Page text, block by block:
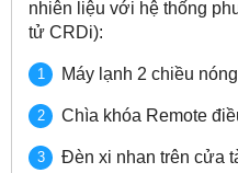
nhiên liệu với hệ thống
tử CRDi):
Máy lạnh 2 chiều
Chìa khóa Remote
Đèn xi nhan trên cửa